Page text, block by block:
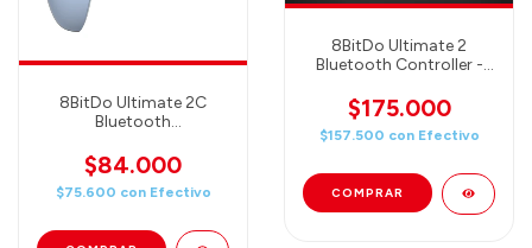
8BitDo Ultimate 2C
Bluetooth
(80NC01)
$84.000
$75.600 con Efectivo
8BitDo Ultimate 2
Bluetooth Controller -
$175.000
$157.500 con Efectivo